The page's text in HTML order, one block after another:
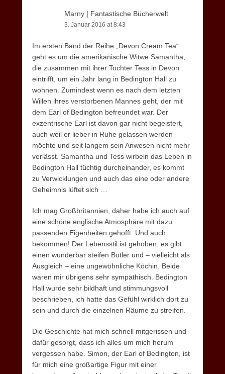
Marny | Fantastische Bücherwelt
3. Januar 2016 at 8:43
Im ersten Band der Reihe „Devon Cream Tea“
geht es um die amerikanische Witwe Samantha,
die zusammen mit ihrer Tochter Tess in Devon
eintrifft, um ein Jahr lang in Bedington Hall zu
wohnen. Zumindest wenn es nach dem letzten
Willen ihres verstorbenen Mannes geht, der mit
dem Earl of Bedington befreundet war. Der
exzentrische Earl ist davon gar nicht begeistert,
auch weil er lieber in Ruhe gelassen werden
möchte und seit langem sein Anwesen nicht mehr
verlässt. Samantha und Tess wirbeln das Leben in
Bedington Hall tüchtig durcheinander, es kommt
zu Verwicklungen und auch das eine oder andere
Geheimnis lüftet sich …
Ich mag Großbritannien, daher habe ich auch auf
eine schöne englische Atmosphäre mit dazu
passenden Eigenheiten gehofft. Und auch
bekommen! Der Lebensstil ist gehoben, es gibt
einen wunderbar steifen Butler und – vielleicht als
Ausgleich – eine ungewöhnliche Köchin. Beide
waren mir übrigens sehr sympathisch. Bedington
Hall wurde sehr bildhaft und stimmungsvoll
beschrieben, ich hatte das Gefühl wirklich dort zu
sein und durch die einzelnen Räume zu streifen.
Die Geschichte hat mich schnell mitgerissen und
dafür gesorgt, dass ich alles um mich herum
vergessen habe. Simon, der Earl of Bedington, ist
für mich eine großartige Figur mit einer